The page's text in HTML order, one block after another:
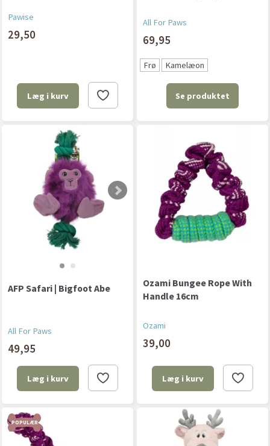
Pawise
29,50
Læg i kurv
All For Paws
69,95
Frø Kamelæon
Se produktet
AFP Safari | Bigfoot Abe
All For Paws
49,95
Læg i kurv
Ozami Bungee Rope With
Handle 16cm
Ozami
39,00
Læg i kurv
POPULÆR